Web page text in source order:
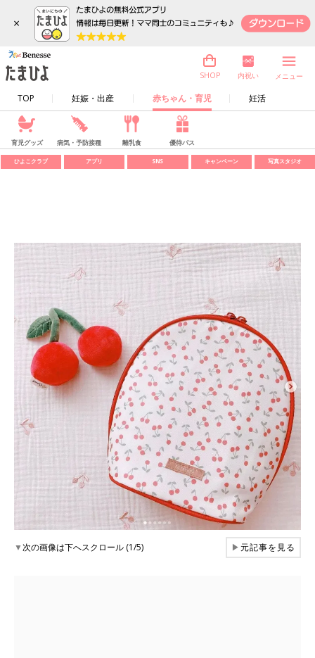
×
TOP 妊娠・出産 赤ちゃん・育児 妊活
SHOP 内祝い メニュー
育児グッズ 病気・予防接種 離乳食 優待パス
ひよこクラブ アプリ SNS キャンペーン 写真スタジオ
▼次の画像は下へスクロール (1/5) ▶元記事を見る